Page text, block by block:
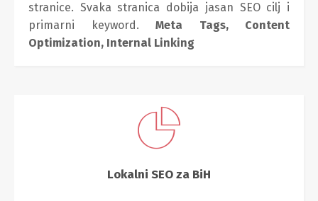
stranice. Svaka stranica dobija jasan SEO cilj i
primarni keyword. Meta Tags, Content
Optimization, Internal Linking
Lokalni SEO za BiH